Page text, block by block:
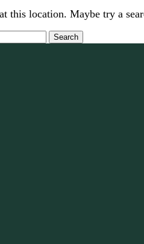
this location. Maybe try a
Search